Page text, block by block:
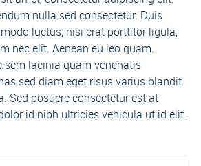
nulla sed consectetur. Duis
luctus, nisi erat porttitor ligula,
nec elit. Aenean eu leo quam.
sem lacinia quam venenatis
sed diam eget risus varius blandit
Sed posuere consectetur est at
id nibh ultricies vehicula ut id elit.